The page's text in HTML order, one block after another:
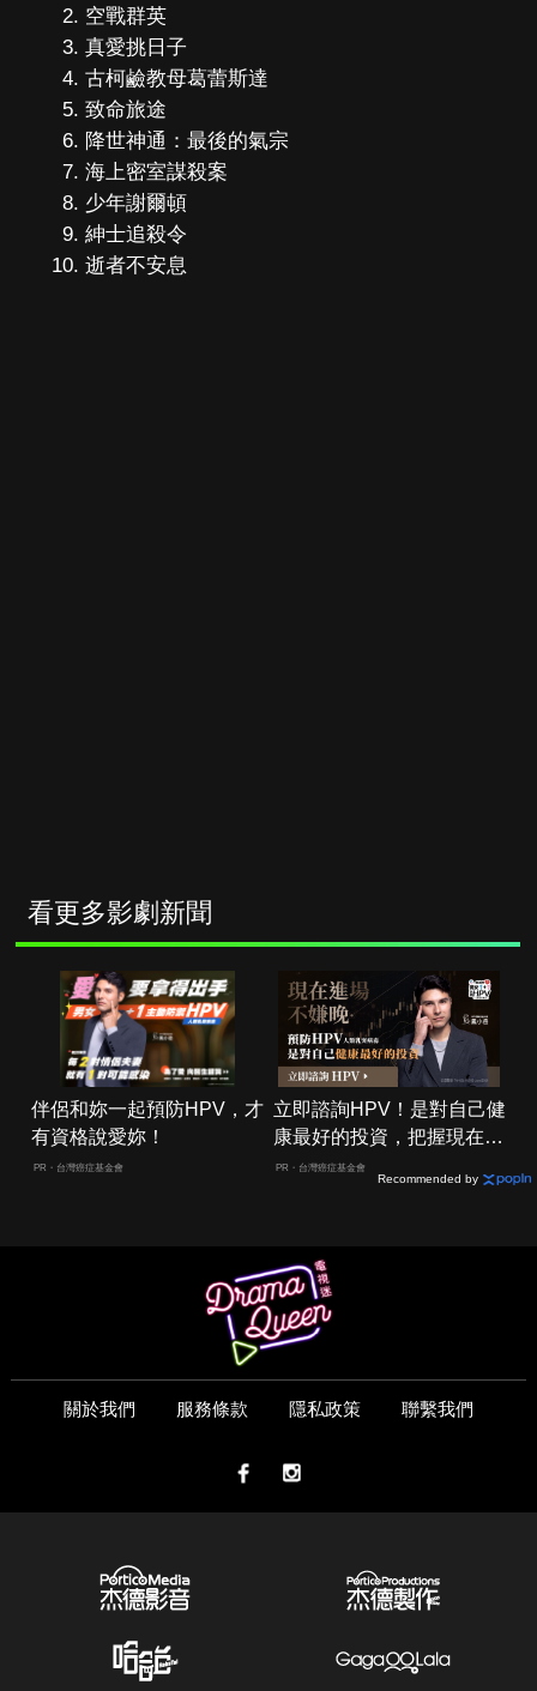
空戰群英
真愛挑日子
古柯鹼教母葛蕾斯達
致命旅途
降世神通：最後的氣宗
海上密室謀殺案
少年謝爾頓
紳士追殺令
逝者不安息
看更多影劇新聞
伴侶和妳一起預防HPV，才
有資格說愛妳！
PR・台灣癌症基金會
立即諮詢HPV！是對自己健
康最好的投資，把握現在不
嫌晚！
PR・台灣癌症基金會
Recommended by
關於我們 服務條款 隱私政策 聯繫我們